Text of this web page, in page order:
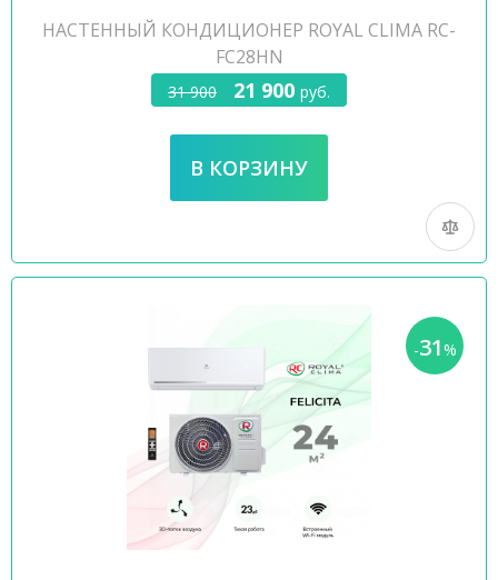
НАСТЕННЫЙ КОНДИЦИОНЕР ROYAL CLIMA RC-
FC28HN
31 900 21 900 руб.
-31%